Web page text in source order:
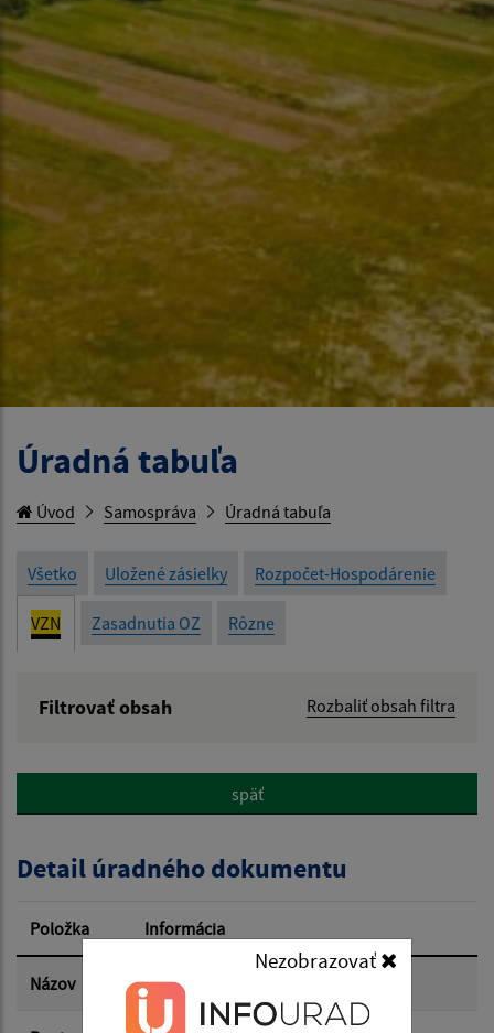
Nezobrazovať
Úradná tabuľa
Úvod Samospráva Úradná tabuľa
Všetko Uložené zásielky Rozpočet-Hospodárenie
VZN Zasadnutia OZ Rôzne
Filtrovať obsah Rozbaliť obsah filtra
Popis:
Dátum zverejnenia od:
Dátum zverejnenia do:
späť
Detail úradného dokumentu
Položka Informácia
Názov VZN miestny poplatok 2/2025